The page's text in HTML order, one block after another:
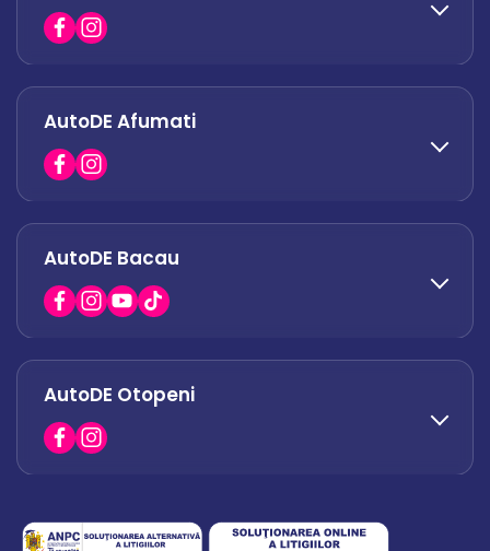
office.odaii@autode.ro
0758 338 428
office.militari@autode.ro
AutoDE Afumati
0751 628 054
office.afumati@autode.ro
AutoDE Bacau
0730 063 852
0730 063 851
AutoDE Otopeni